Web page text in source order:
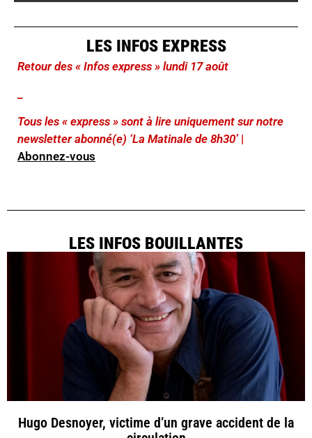
LES INFOS EXPRESS
Retour des « Infos express » lundi 17 août
Tous les « express » sont à lire uniquement sur notre
newsletter abonné(e) ‘La Matinale de 8h30’ |
Abonnez-vous
LES INFOS BOUILLANTES
Hugo Desnoyer, victime d’un grave accident de la